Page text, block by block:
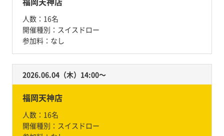
人数： 16名
開催種別： スイスドロー
参加料： なし
2026.06.04（木）14:00〜
福岡天神店
人数： 16名
開催種別： スイスドロー